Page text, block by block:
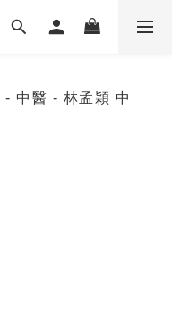
- 中醫 - 林孟穎 中